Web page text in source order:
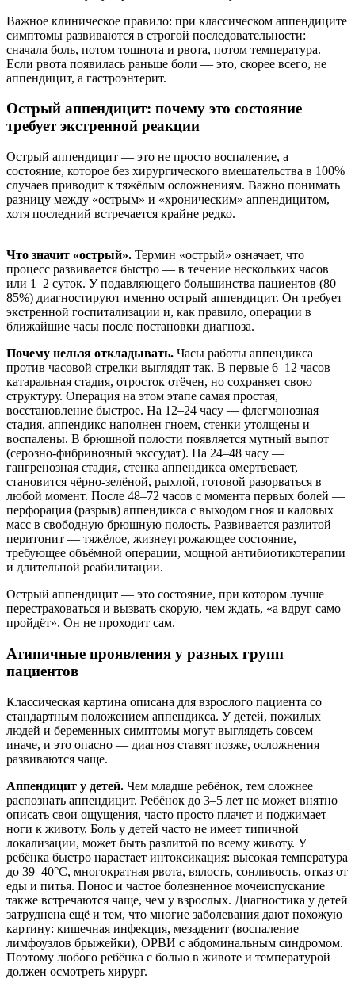
Важное клиническое правило: при классическом аппендиците
симптомы развиваются в строгой последовательности:
сначала боль, потом тошнота и рвота, потом температура.
Если рвота появилась раньше боли — это, скорее всего, не
аппендицит, а гастроэнтерит.
Острый аппендицит: почему это состояние
требует экстренной реакции
Острый аппендицит — это не просто воспаление, а
состояние, которое без хирургического вмешательства в 100%
случаев приводит к тяжёлым осложнениям. Важно понимать
разницу между «острым» и «хроническим» аппендицитом,
хотя последний встречается крайне редко.
Что значит «острый». Термин «острый» означает, что
процесс развивается быстро — в течение нескольких часов
или 1–2 суток. У подавляющего большинства пациентов (80–
85%) диагностируют именно острый аппендицит. Он требует
экстренной госпитализации и, как правило, операции в
ближайшие часы после постановки диагноза.
Почему нельзя откладывать. Часы работы аппендикса
против часовой стрелки выглядят так. В первые 6–12 часов —
катаральная стадия, отросток отёчен, но сохраняет свою
структуру. Операция на этом этапе самая простая,
восстановление быстрое. На 12–24 часу — флегмонозная
стадия, аппендикс наполнен гноем, стенки утолщены и
воспалены. В брюшной полости появляется мутный выпот
(серозно-фибринозный экссудат). На 24–48 часу —
гангренозная стадия, стенка аппендикса омертвевает,
становится чёрно-зелёной, рыхлой, готовой разорваться в
любой момент. После 48–72 часов с момента первых болей —
перфорация (разрыв) аппендикса с выходом гноя и каловых
масс в свободную брюшную полость. Развивается разлитой
перитонит — тяжёлое, жизнеугрожающее состояние,
требующее объёмной операции, мощной антибиотикотерапии
и длительной реабилитации.
Острый аппендицит — это состояние, при котором лучше
перестраховаться и вызвать скорую, чем ждать, «а вдруг само
пройдёт». Он не проходит сам.
Атипичные проявления у разных групп
пациентов
Классическая картина описана для взрослого пациента со
стандартным положением аппендикса. У детей, пожилых
людей и беременных симптомы могут выглядеть совсем
иначе, и это опасно — диагноз ставят позже, осложнения
развиваются чаще.
Аппендицит у детей. Чем младше ребёнок, тем сложнее
распознать аппендицит. Ребёнок до 3–5 лет не может внятно
описать свои ощущения, часто просто плачет и поджимает
ноги к животу. Боль у детей часто не имеет типичной
локализации, может быть разлитой по всему животу. У
ребёнка быстро нарастает интоксикация: высокая температура
до 39–40°C, многократная рвота, вялость, сонливость, отказ от
еды и питья. Понос и частое болезненное мочеиспускание
также встречаются чаще, чем у взрослых. Диагностика у детей
затруднена ещё и тем, что многие заболевания дают похожую
картину: кишечная инфекция, мезаденит (воспаление
лимфоузлов брыжейки), ОРВИ с абдоминальным синдромом.
Поэтому любого ребёнка с болью в животе и температурой
должен осмотреть хирург.